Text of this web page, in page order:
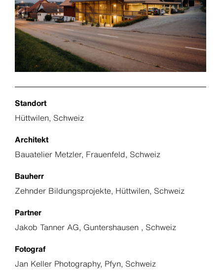
Standort
Hüttwilen, Schweiz
Architekt
Bauatelier Metzler, Frauenfeld, Schweiz
Bauherr
Zehnder Bildungsprojekte, Hüttwilen, Schweiz
Partner
Jakob Tanner AG, Guntershausen , Schweiz
Fotograf
Jan Keller Photography, Pfyn, Schweiz